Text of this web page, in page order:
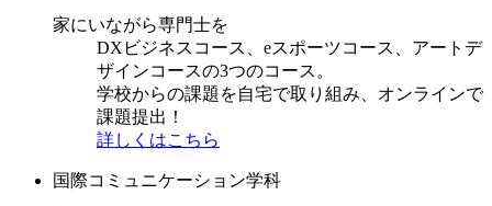
家にいながら専門士を
DXビジネスコース、eスポーツコース、アートデ
ザインコースの3つのコース。
学校からの課題を自宅で取り組み、オンラインで
課題提出！
詳しくはこちら
国際コミュニケーション学科